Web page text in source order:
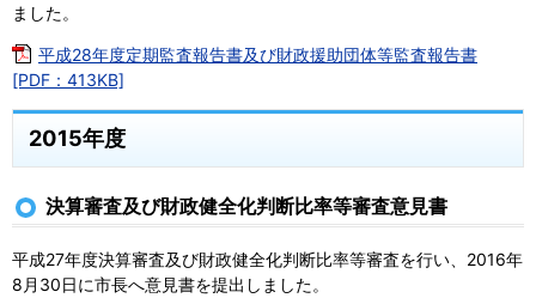
ました。
平成28年度定期監査報告書及び財政援助団体等監査報告書
[PDF：413KB]
2015年度
決算審査及び財政健全化判断比率等審査意見書
平成27年度決算審査及び財政健全化判断比率等審査を行い、2016年
8月30日に市長へ意見書を提出しました。